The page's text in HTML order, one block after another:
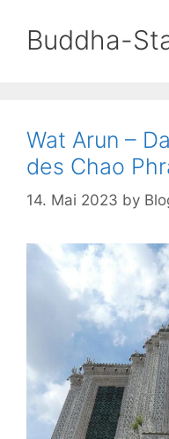
Buddha-
Wat Arun –
des Chao
14. Mai 2023 by